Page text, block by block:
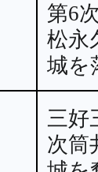
第6
松永
城を
三好
次筒